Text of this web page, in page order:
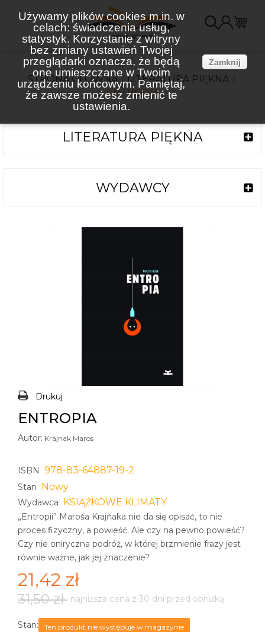
Używamy plików cookies m.in. w
celach: świadczenia usług,
statystyk. Korzystanie z witryny
bez zmiany ustawień Twojej
przeglądarki oznacza, że będą
one umieszczane w Twoim
urządzeniu końcowym. Pamiętaj,
że zawsze możesz zmienić te
ustawienia.
Zamknij
STRONA GŁÓWNA
LITERATURA PIĘKNA
ENTROPIA
LITERATURA PIĘKNA
WYDAWCY
Drukuj
ENTROPIA
Autor: Krajnak Maros
ISBN 978-83-64887-19-2
Stan Nowy
Wydawca KSIĄŻKOWE KLIMATY
„Entropii” Maroša Krajňaka nie da się opisać, to nie
proces fizyczny, a powieść. Ale czy na pewno powieść?
Czy nie oniryczna podróż, w której brzmienie frazy jest
równie ważne, jak jej znaczenie?
21,42 zł
31,50 zł najniższa cena z 30 dni przed obniżką
Stan: Ten produkt nie występuje w magazynie